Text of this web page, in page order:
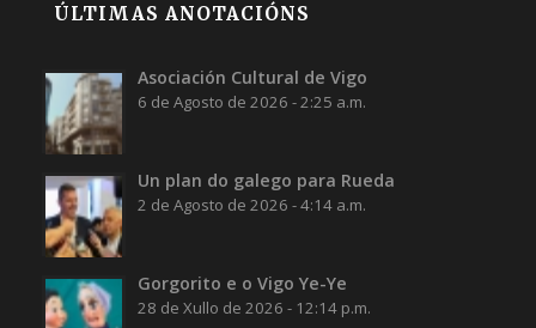
ÚLTIMAS ANOTACIÓNS
Asociación Cultural de Vigo
6 de Agosto de 2026 - 2:25 a.m.
Un plan do galego para Rueda
2 de Agosto de 2026 - 4:14 a.m.
Gorgorito e o Vigo Ye-Ye
28 de Xullo de 2026 - 12:14 p.m.